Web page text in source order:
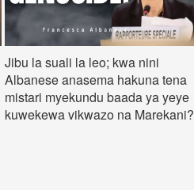
Jibu la suali la leo; kwa nini
Albanese anasema hakuna tena
mistari myekundu baada ya yeye
kuwekewa vikwazo na Marekani?